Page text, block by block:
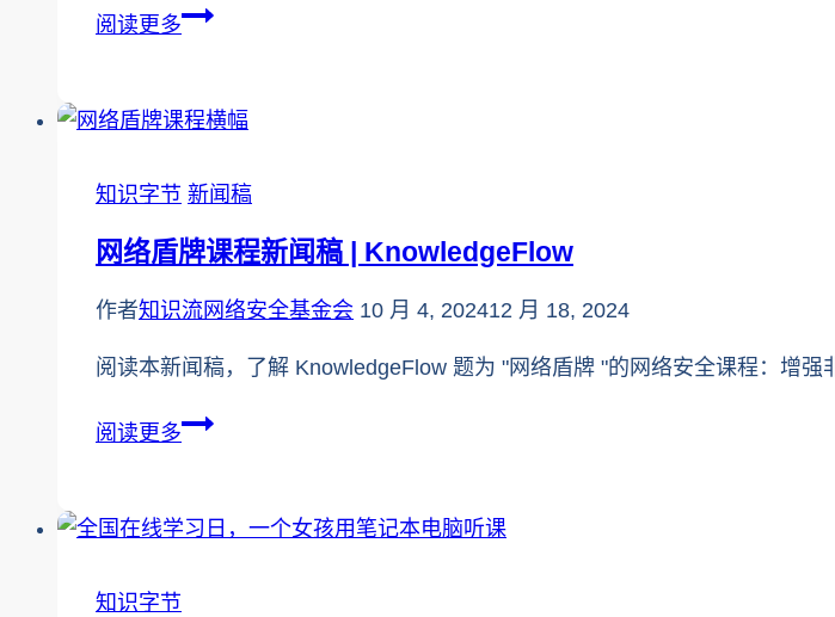
费
网
安
提
阅读更多庆
界
理
健
康
日
知识字节 新闻稿
网络盾牌课程新闻稿 | KnowledgeFlow
作者知识流网络安全基金会 10 月 4, 202412 月 18, 2024
阅读本新闻稿，了解 KnowledgeFlow 题为 "网络盾牌 "的网络安全课程：增强
阅读更多网
牌
知识字节